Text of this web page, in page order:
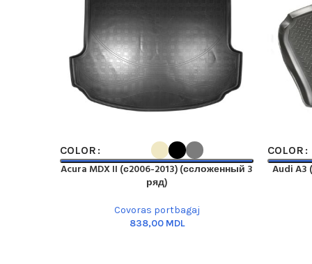
SELECT OPTIONS
COLOR
Acura MDX II (с2006-2013) (ссложенный 3
ряд)
Covoras portbagaj
MDL
SELECT
COLOR
Audi A3